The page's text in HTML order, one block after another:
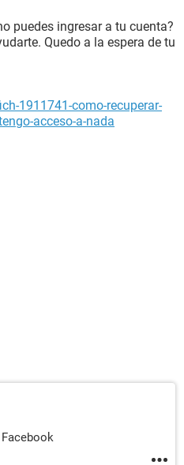
puedes ingresar a tu cuenta?
Quedo a la espera de tu
1911741-como-recuperar-
acceso-a-nada